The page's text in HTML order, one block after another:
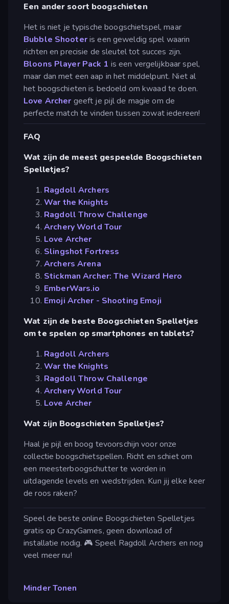
Een ander soort boogschieten
Het is niet je typische boogschietspel, maar
Bubble Shooteris een geweldig spel waarin
richten en precisie de sleutel tot succes zijn.
Bloons Player Pack 1 is een vergelijkbaar spel,
maar dan met een aap in het middelpunt. Niet al
het boogschieten is bedoeld om kwaad te doen.
Love Archer geeft je pijl de magie om de
perfecte match te vinden tussen zowat iedereen!
FAQ
Wat zijn de meest gespeelde Boogschieten
Spelletjes?
Ragdoll Archers
War the Knights
Ragdoll Throw Challenge
Archery World Tour
Love Archer
Slingshot Fortress
Archers Arena
Stickman Archer: The Wizard Hero
EmberWars.io
Emoji Archer - Shooting Emoji
Wat zijn de beste Boogschieten Spelletjes
om te spelen op smartphones en tablets?
Ragdoll Archers
War the Knights
Ragdoll Throw Challenge
Archery World Tour
Love Archer
Wat zijn Boogschieten Spelletjes?
Haal je pijl en boog tevoorschijn voor onze
collectie boogschietspellen. Richt en schiet om
een meesterboogschutter te worden in
uitdagende levels en wedstrijden. Kun jij elke keer
de roos raken?
Speel de beste online Boogschieten Spelletjes
gratis op CrazyGames, geen download of
installatie nodig. 🎮 Speel Ragdoll Archers en nog
veel meer nu!
Minder Tonen